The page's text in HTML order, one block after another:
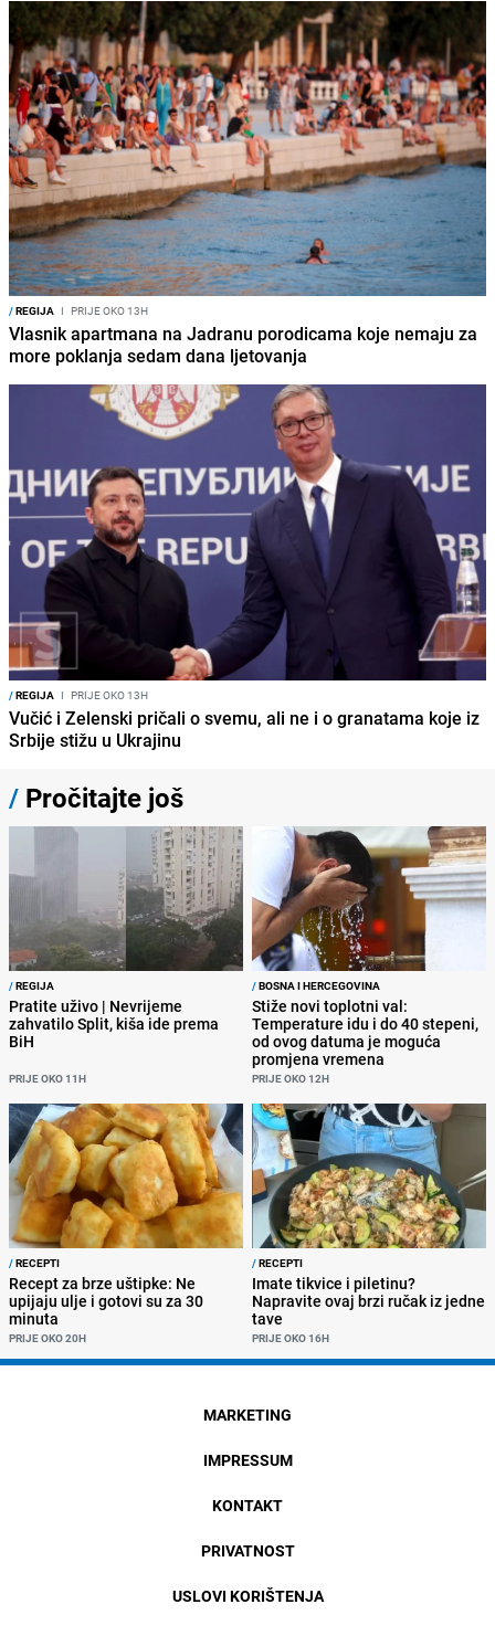
/REGIJA I PRIJE OKO 13H
Vlasnik apartmana na Jadranu porodicama koje nemaju za
more poklanja sedam dana ljetovanja
/REGIJA I PRIJE OKO 13H
Vučić i Zelenski pričali o svemu, ali ne i o granatama koje iz
Srbije stižu u Ukrajinu
/ Pročitajte još
/REGIJA
Pratite uživo | Nevrijeme
zahvatilo Split, kiša ide prema
BiH
PRIJE OKO 11H
/BOSNA I HERCEGOVINA
Stiže novi toplotni val:
Temperature idu i do 40 stepeni,
od ovog datuma je moguća
promjena vremena
PRIJE OKO 12H
/RECEPTI
Recept za brze uštipke: Ne
upijaju ulje i gotovi su za 30
minuta
PRIJE OKO 20H
/RECEPTI
Imate tikvice i piletinu?
Napravite ovaj brzi ručak iz jedne
tave
PRIJE OKO 16H
MARKETING
IMPRESSUM
KONTAKT
PRIVATNOST
USLOVI KORIŠTENJA